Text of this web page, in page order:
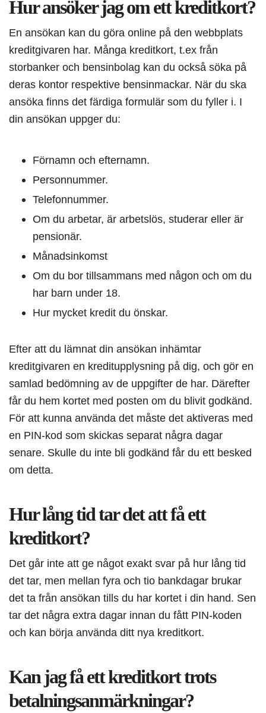
Hur ansöker jag om ett kreditkort?
En ansökan kan du göra online på den webbplats
kreditgivaren har. Många kreditkort, t.ex från
storbanker och bensinbolag kan du också söka på
deras kontor respektive bensinmackar. När du ska
ansöka finns det färdiga formulär som du fyller i. I
din ansökan uppger du:
Förnamn och efternamn.
Personnummer.
Telefonnummer.
Om du arbetar, är arbetslös, studerar eller är
pensionär.
Månadsinkomst
Om du bor tillsammans med någon och om du
har barn under 18.
Hur mycket kredit du önskar.
Efter att du lämnat din ansökan inhämtar
kreditgivaren en kreditupplysning på dig, och gör en
samlad bedömning av de uppgifter de har. Därefter
får du hem kortet med posten om du blivit godkänd.
För att kunna använda det måste det aktiveras med
en PIN-kod som skickas separat några dagar
senare. Skulle du inte bli godkänd får du ett besked
om detta.
Hur lång tid tar det att få ett
kreditkort?
Det går inte att ge något exakt svar på hur lång tid
det tar, men mellan fyra och tio bankdagar brukar
det ta från ansökan tills du har kortet i din hand. Sen
tar det några extra dagar innan du fått PIN-koden
och kan börja använda ditt nya kreditkort.
Kan jag få ett kreditkort trots
betalningsanmärkningar?